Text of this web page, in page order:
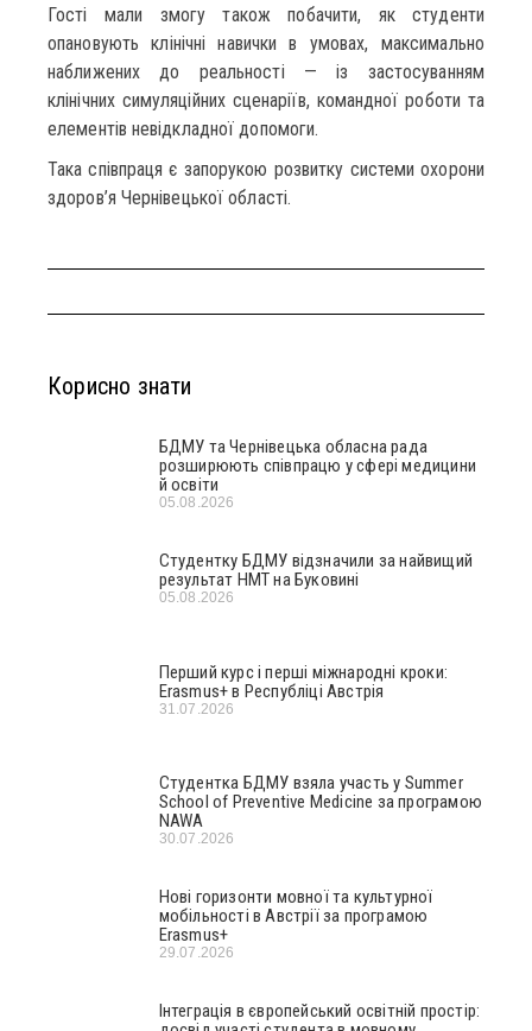
Гості мали змогу також побачити, як студенти
опановують клінічні навички в умовах, максимально
наближених до реальності — із застосуванням
клінічних симуляційних сценаріїв, командної роботи та
елементів невідкладної допомоги.
Така співпраця є запорукою розвитку системи охорони
здоров’я Чернівецької області.
Корисно знати
БДМУ та Чернівецька обласна рада
розширюють співпрацю у сфері медицини
й освіти
05.08.2026
Студентку БДМУ відзначили за найвищий
результат НМТ на Буковині
05.08.2026
Перший курс і перші міжнародні кроки:
Erasmus+ в Республіці Австрія
31.07.2026
Студентка БДМУ взяла участь у Summer
School of Preventive Medicine за програмою
NAWA
30.07.2026
Нові горизонти мовної та культурної
мобільності в Австрії за програмою
Erasmus+
29.07.2026
Інтеграція в європейський освітній простір: